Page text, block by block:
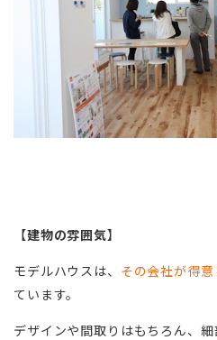
【建物の雰囲気】
モデルハウスは、 その会社が得
ています。
デザインや間取りはもちろん、